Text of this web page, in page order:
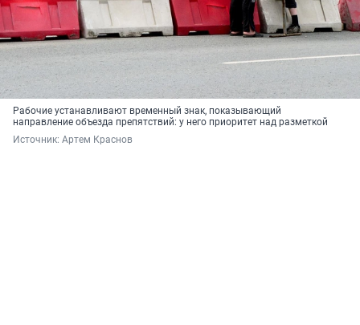
Рабочие устанавливают временный знак, показывающий
направление объезда препятствий: у него приоритет над разметкой
Источник: Артем Краснов